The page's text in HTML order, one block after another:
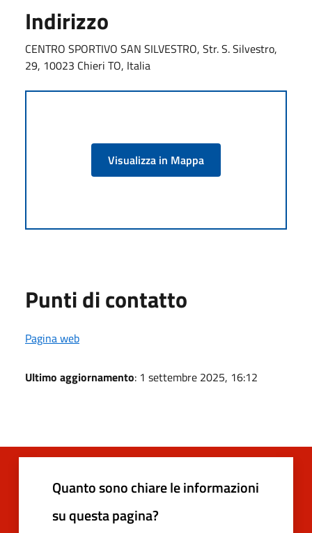
Indirizzo
CENTRO SPORTIVO SAN SILVESTRO, Str. S. Silvestro,
29, 10023 Chieri TO, Italia
Visualizza in Mappa
Punti di contatto
Pagina web
Ultimo aggiornamento: 1 settembre 2025, 16:12
Quanto sono chiare le informazioni
su questa pagina?